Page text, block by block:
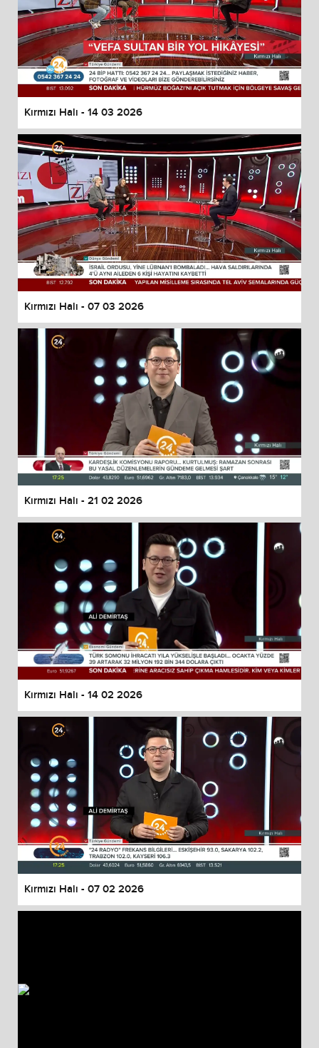
Kırmızı Halı - 14 03 2026
Kırmızı Halı - 07 03 2026
Kırmızı Halı - 21 02 2026
Kırmızı Halı - 14 02 2026
Kırmızı Halı - 07 02 2026